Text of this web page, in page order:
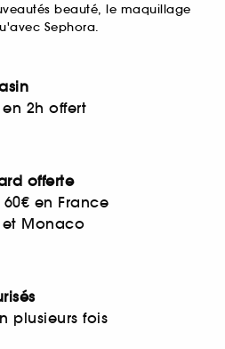
beauté, le maquillage
Sephora.
2h offert
offerte
en France
Monaco
plusieurs fois